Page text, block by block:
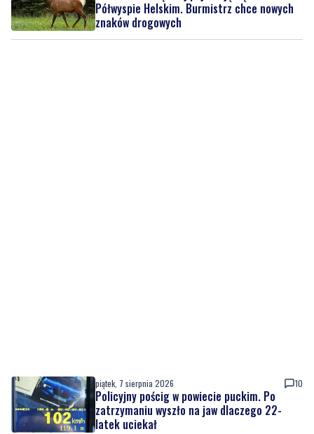
Półwyspie Helskim. Burmistrz chce nowych
znaków drogowych
piątek, 7 sierpnia 2026 10
Policyjny pościg w powiecie puckim. Po
zatrzymaniu wyszło na jaw dlaczego 22-
latek uciekał